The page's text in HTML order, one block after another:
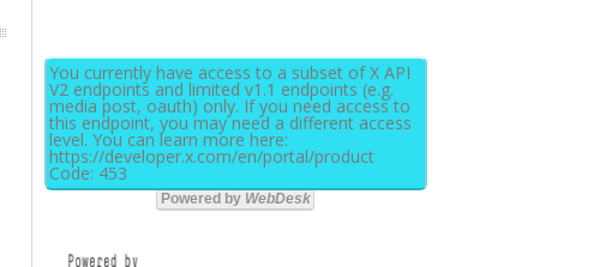
You currently have access to a subset of X API
V2 endpoints and limited v1.1 endpoints (e.g.
media post, oauth) only. If you need access to
this endpoint, you may need a different access
level. You can learn more here:
https://developer.x.com/en/portal/product
Code: 453
Powered by WebDesk